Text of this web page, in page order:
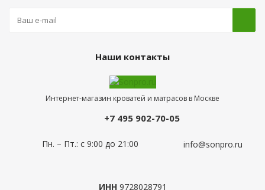
Наши контакты
Интернет-магазин кроватей и матрасов в Москве
+7 495 902-70-05
Пн. – Пт.: с 9:00 до 21:00 info@sonpro.ru
ИНН9728028791